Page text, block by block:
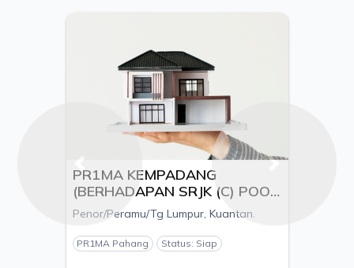
PR1MA KEMPADANG
(BERHADAPAN SRJK (C) POOI
MING), MUKIM KUALA
KUANTAN, DAERAH
KUANTAN, PAHANG - PEMAJU
ESTANIA S/B
Penor/Peramu/Tg Lumpur, Kuantan.
PR1MA Pahang Status: Siap
Previous